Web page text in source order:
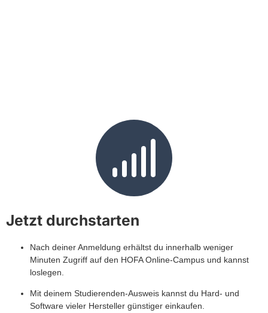
Jetzt durchstarten
Nach deiner Anmeldung erhältst du innerhalb weniger
Minuten Zugriff auf den HOFA Online-Campus und kannst
loslegen.
Mit deinem Studierenden-Ausweis kannst du Hard- und
Software vieler Hersteller günstiger einkaufen.